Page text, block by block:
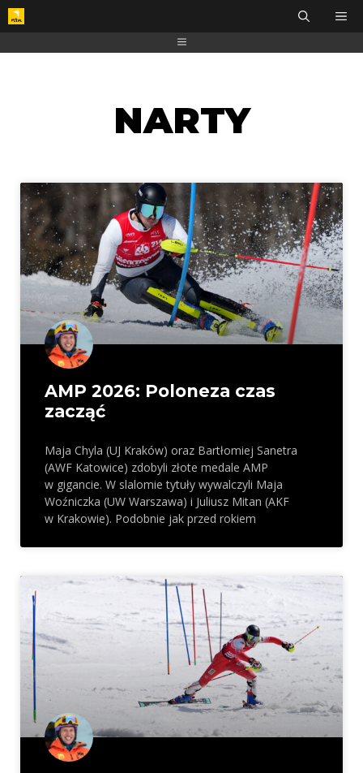
NARTY
AMP 2026: Poloneza czas
zacząć
Maja Chyla (UJ Kraków) oraz Bartłomiej Sanetra
(AWF Katowice) zdobyli złote medale AMP
w gigancie. W slalomie tytuły wywalczyli Maja
Woźniczka (UW Warszawa) i Juliusz Mitan (AKF
w Krakowie). Podobnie jak przed rokiem